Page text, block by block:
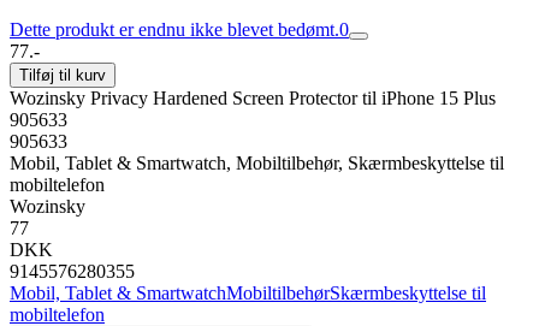
Dette produkt er endnu ikke blevet bedømt.0
77.-
Tilføj til kurv
Wozinsky Privacy Hardened Screen Protector til iPhone 15 Plus
905633
905633
Mobil, Tablet & Smartwatch, Mobiltilbehør, Skærmbeskyttelse til
mobiltelefon
Wozinsky
77
DKK
9145576280355
Mobil, Tablet & SmartwatchMobiltilbehørSkærmbeskyttelse til
mobiltelefon